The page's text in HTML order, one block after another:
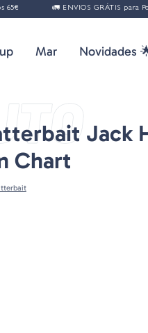
🚛 ENVIOS GRÁTIS para Portugal
Mar Novidades
Jack
Chart